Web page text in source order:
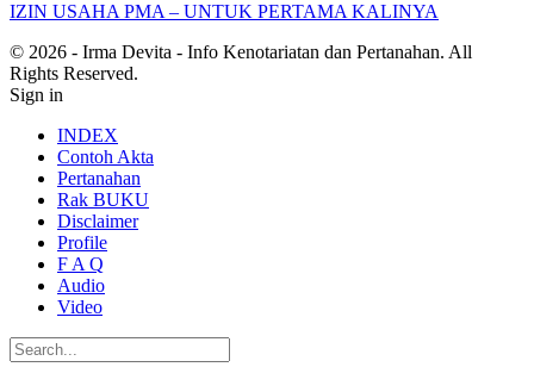
IZIN USAHA PMA – UNTUK PERTAMA KALINYA
© 2026 - Irma Devita - Info Kenotariatan dan Pertanahan. All
Rights Reserved.
Sign in
INDEX
Contoh Akta
Pertanahan
Rak BUKU
Disclaimer
Profile
F A Q
Audio
Video